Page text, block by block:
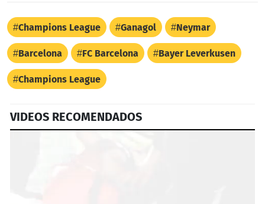
Champions League Ganagol Neymar
Barcelona FC Barcelona Bayer Leverkusen
Champions League
VIDEOS RECOMENDADOS